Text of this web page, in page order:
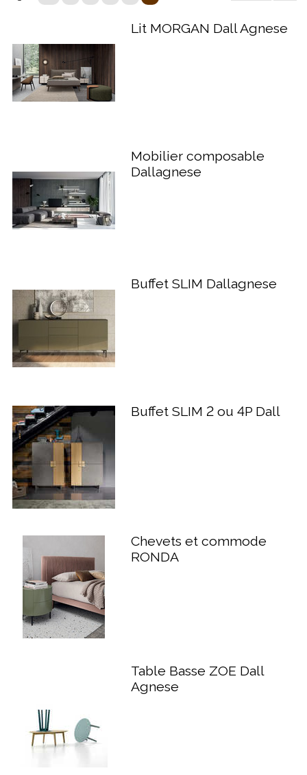
Lit MORGAN Dall Agnese
Mobilier composable
Dallagnese
Buffet SLIM Dallagnese
Buffet SLIM 2 ou 4P Dall
Chevets et commode
RONDA
Table Basse ZOE Dall
Agnese